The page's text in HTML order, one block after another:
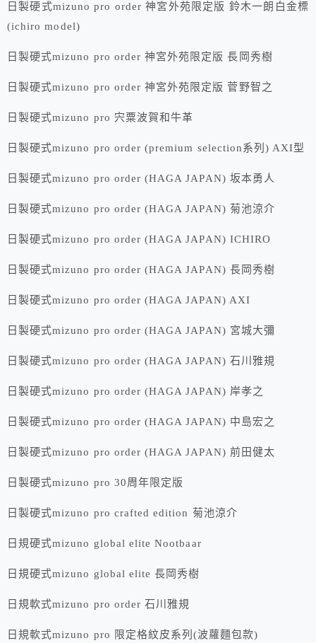
日製硬式mizuno pro order 神宮外苑限定版 鈴木一朗白金標
(ichiro model)
日製硬式mizuno pro order 神宮外苑限定版 長岡秀樹
日製硬式mizuno pro order 神宮外苑限定版 菅野智之
日製硬式mizuno pro 宍粟波賀和牛革
日製硬式mizuno pro order (premium selection系列) AXI型
日製硬式mizuno pro order (HAGA JAPAN) 坂本勇人
日製硬式mizuno pro order (HAGA JAPAN) 菊池涼介
日製硬式mizuno pro order (HAGA JAPAN) ICHIRO
日製硬式mizuno pro order (HAGA JAPAN) 長岡秀樹
日製硬式mizuno pro order (HAGA JAPAN) AXI
日製硬式mizuno pro order (HAGA JAPAN) 宮城大彌
日製硬式mizuno pro order (HAGA JAPAN) 石川雅規
日製硬式mizuno pro order (HAGA JAPAN) 岸孝之
日製硬式mizuno pro order (HAGA JAPAN) 中島宏之
日製硬式mizuno pro order (HAGA JAPAN) 前田健太
日製硬式mizuno pro 30周年限定版
日製硬式mizuno pro crafted edition 菊池涼介
日規硬式mizuno global elite Nootbaar
日規硬式mizuno global elite 長岡秀樹
日規軟式mizuno pro order 石川雅規
日規軟式mizuno pro 限定格紋皮系列(波蘿麵包款)